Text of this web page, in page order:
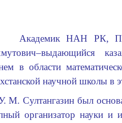
НАН РК,
–выдающийся
в области
научной школы в
Султангазин был
организатор науки и